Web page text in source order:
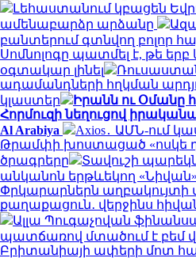
Լեհաստանում կբացեն
ամենաբարձր արձանը
բանտերում գտնվող բոլոր
Սոմնոլոգը պատմել է, թե
օգտակար լինել
ադամանդների հղկման
կլաստեր
Իրանն ու Օմանը
Հորմուզի նեղուցով
Al Arabiya
Axios․ ԱՄՆ-ում
Թրամփի խոստացած «ոսկե
ծրագրերը
Տավուշի
անկանոն երթևեկող
Փրկարարներն աղբակույտի
քաղաքացուն․ վերջինս
Ալլա Պուգաչովան
պատճառով մտածում է բեմ
Բրիտանիայի ափերի մոտ